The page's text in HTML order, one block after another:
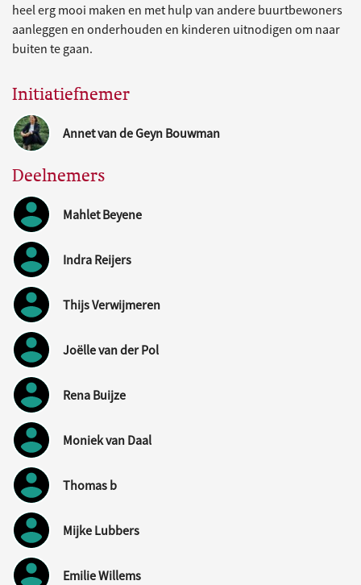
heel erg mooi maken en met hulp van andere buurtbewoners
aanleggen en onderhouden en kinderen uitnodigen om naar
buiten te gaan.
Initiatiefnemer
Annet van de Geyn Bouwman
Deelnemers
Mahlet Beyene
Indra Reijers
Thijs Verwijmeren
Joëlle van der Pol
Rena Buijze
Moniek van Daal
Thomas b
Mijke Lubbers
Emilie Willems